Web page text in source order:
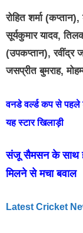
रोहित शर्मा
सूर्यकुमार यादव,
(उपकप्तान), रवींद्र
जसप्रीत बुमराह,
वनडे वर्ल्ड कप से पहले
यह स्टार खिलाड़ी
संजू सैमसन के साथ
मिलने से मचा बवाल
Latest Cricket